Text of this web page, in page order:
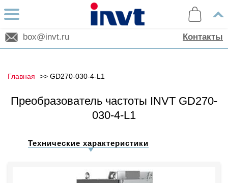
box@invt.ru Контакты
Главная GD270-030-4-L1
Преобразователь частоты INVT GD270-
030-4-L1
Технические характеристики